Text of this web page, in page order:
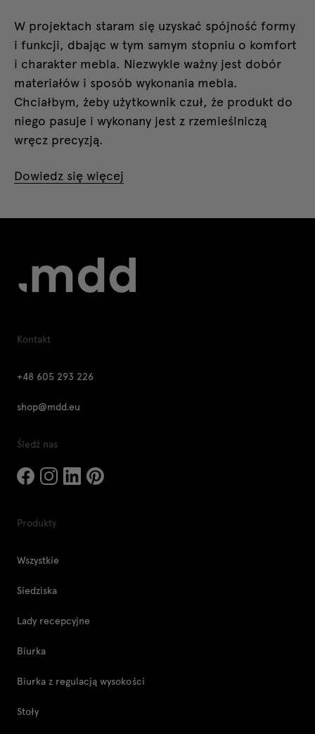
W projektach staram się uzyskać spójność formy
i funkcji, dbając w tym samym stopniu o komfort
i charakter mebla. Niezwykle ważny jest dobór
materiałów i sposób wykonania mebla.
Chciałbym, żeby użytkownik czuł, że produkt do
niego pasuje i wykonany jest z rzemieślniczą
wręcz precyzją.
Dowiedz się więcej
Kontakt
+48 605 293 226
shop@mdd.eu
Śledź nas
Produkty
Wszystkie
Siedziska
Lady recepcyjne
Biurka
Biurka z regulacją wysokości
Stoły